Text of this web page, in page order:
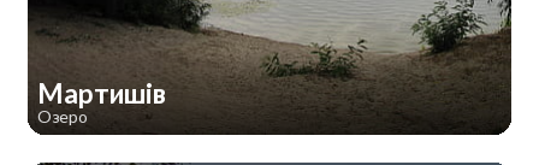
Мартишів
Озеро